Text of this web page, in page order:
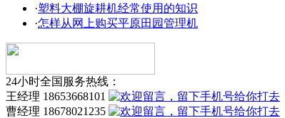
·塑料大棚旋耕机经常使用的知识
·怎样从网上购买平原田园管理机
24小时全国服务热线：
王经理 18653668101
曹经理 18678021235